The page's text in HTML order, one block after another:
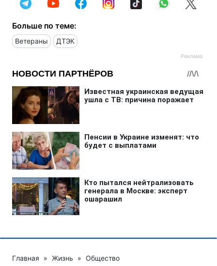
Больше по теме:
Ветераны ДТЭК
Главная » Жизнь » Общество